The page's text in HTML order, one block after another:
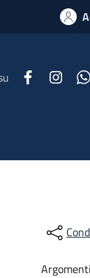
Facebook
Argomenti